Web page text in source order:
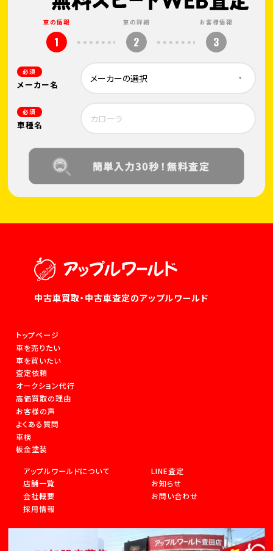
車の情報
1
車の詳細
2
お客様情報
3
必須
メーカー名
必須
車種名
中古車買取・中古車査定のアップルワールド
トップページ
車を売りたい
車を買いたい
査定依頼
オークション代行
高価買取の理由
お客様の声
よくある質問
車検
板金塗装
アップルワールドについて
店舗一覧
会社概要
採用情報
LINE査定
お知らせ
お問い合わせ